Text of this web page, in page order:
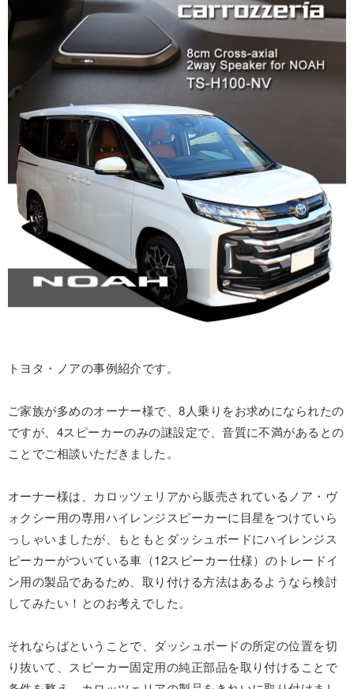
トヨタ・ノアの事例紹介です。
ご家族が多めのオーナー様で、8人乗りをお求めになられたの
ですが、4スピーカーのみの謎設定で、音質に不満があるとの
ことでご相談いただきました。
オーナー様は、カロッツェリアから販売されているノア・ヴ
ォクシー用の専用ハイレンジスピーカーに目星をつけていら
っしゃいましたが、もともとダッシュボードにハイレンジス
ピーカーがついている車（12スピーカー仕様）のトレードイ
ン用の製品であるため、取り付ける方法はあるようなら検討
してみたい！とのお考えでした。
それならばということで、ダッシュボードの所定の位置を切
り抜いて、スピーカー固定用の純正部品を取り付けることで